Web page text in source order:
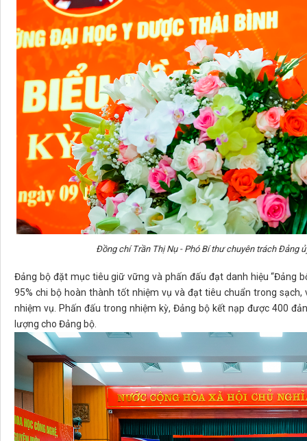
Đồng chí Trần Thị Nụ - Phó Bí thư chuyên trách Đảng
Đảng bộ đặt mục tiêu giữ vững và phấn đấu đạt danh hiệu “Đảng
95% chi bộ hoàn thành tốt nhiệm vụ và đạt tiêu chuẩn trong
nhiệm vụ. Phấn đấu trong nhiệm kỳ, Đảng bộ kết nạp được 400
lượng cho Đảng bộ.